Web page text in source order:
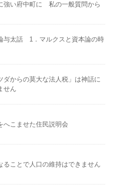
強い府中町に 私の一般質問から
与太話 1．マルクスと資本論の時
ダからの莫大な法人税」は神話に
せん
へこませた住民説明会
ることで人口の維持はできません